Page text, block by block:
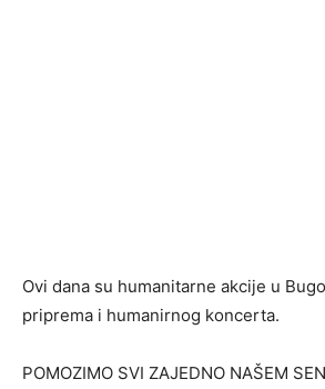
Ovi dana su humanitarne akcije u
priprema i humanirnog koncerta.
POMOZIMO SVI ZAJEDNO NAŠEM